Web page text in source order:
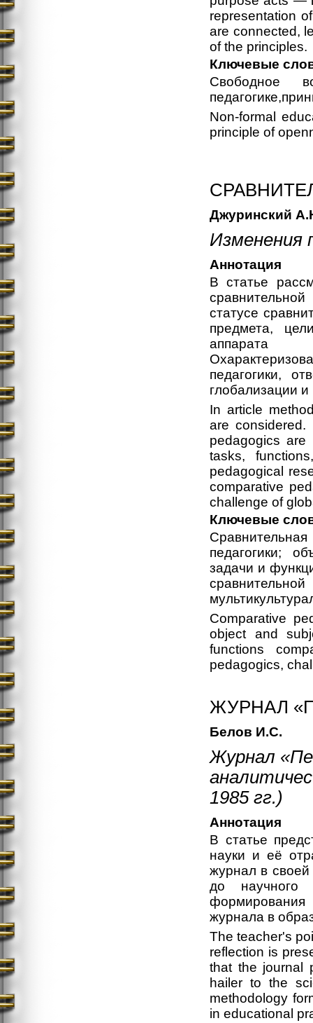
representation
are connected,
of the principles.
Ключевые
Свободное
Non-formal
principle of
Джуринский
Изменения
Аннотация
В статье
статусе
предмета,
аппарата
педагогики,
глобализации и
In article
are considered.
pedagogics
tasks,
pedagogical
comparative
challenge of
Ключевые
педагогики;
задачи и
Comparative
object and
functions
pedagogics,
ЖУРНАЛ
Белов И.С.
Журнал
1985 гг.)
Аннотация
В статье
науки и её
журнал в своей
до научного
формирования
журнала в
The teacher's
reflection is
that the journal
hailer to the
methodology
in educational